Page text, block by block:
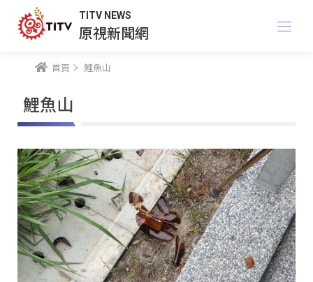
TITV NEWS
原視新聞網
首頁 鯉魚山
鯉魚山